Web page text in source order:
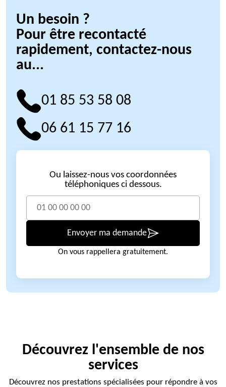
Un besoin ?
Pour être recontacté
rapidement, contactez-nous
au...
01 85 53 58 08
06 61 15 77 16
Ou laissez-nous vos coordonnées
téléphoniques ci dessous.
Envoyer ma demande
On vous rappellera gratuitement.
Découvrez l'ensemble de nos
services
Découvrez nos prestations spécialisées pour répondre à vos